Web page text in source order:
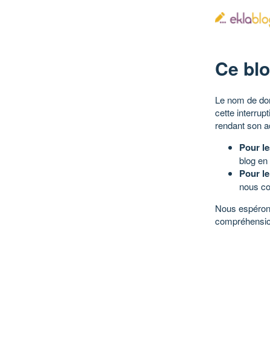
Ce
Le nom de
cette
rendant son
Pour
blog
Pour
nous
Nous